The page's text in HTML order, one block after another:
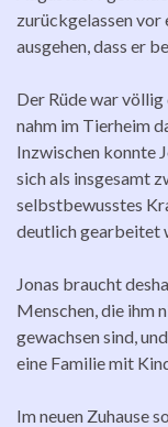
zurückgelassen vor
ausgehen, dass er
Der Rüde war
nahm im Tierheim
Inzwischen konnte
sich als insgesamt
selbstbewusstes
deutlich gearbeitet
Jonas braucht
Menschen, die ihm
gewachsen sind,
eine Familie mit
Im neuen Zuhause